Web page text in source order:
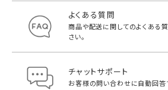
よくある質問
商品や配送に関してのよくある
さい。
チャットサポート
お客様の問い合わせに自動回答